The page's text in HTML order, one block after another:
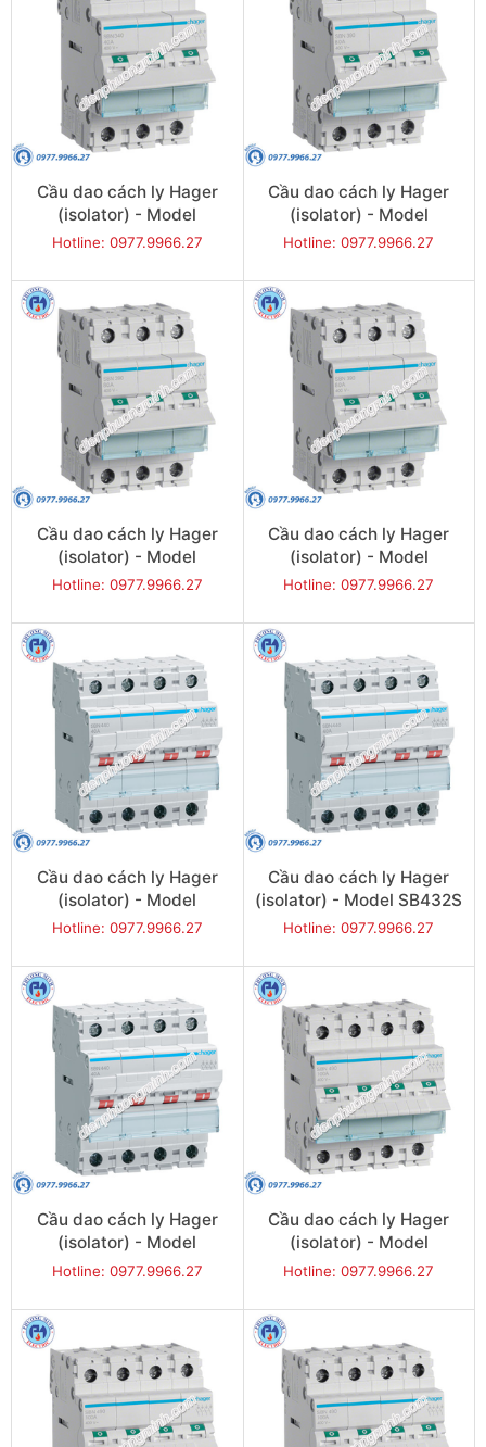
Cầu dao cách ly Hager
(isolator) - Model
SBN340
Hotline: 0977.9966.27
Cầu dao cách ly Hager
(isolator) - Model
SBN363
Hotline: 0977.9966.27
Cầu dao cách ly Hager
(isolator) - Model
SBN380
Hotline: 0977.9966.27
Cầu dao cách ly Hager
(isolator) - Model
SBN390
Hotline: 0977.9966.27
Cầu dao cách ly Hager
(isolator) - Model
SB432Q
Hotline: 0977.9966.27
Cầu dao cách ly Hager
(isolator) - Model SB432S
Hotline: 0977.9966.27
Cầu dao cách ly Hager
(isolator) - Model
SBN440
Hotline: 0977.9966.27
Cầu dao cách ly Hager
(isolator) - Model
SBN463
Hotline: 0977.9966.27